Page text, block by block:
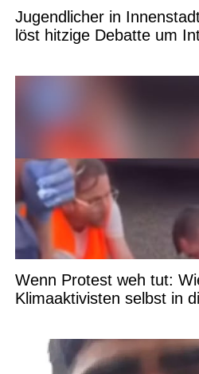
Jugendlicher in
löst hitzige Debatte um
Wenn Protest weh tut:
Klimaaktivisten selbst in